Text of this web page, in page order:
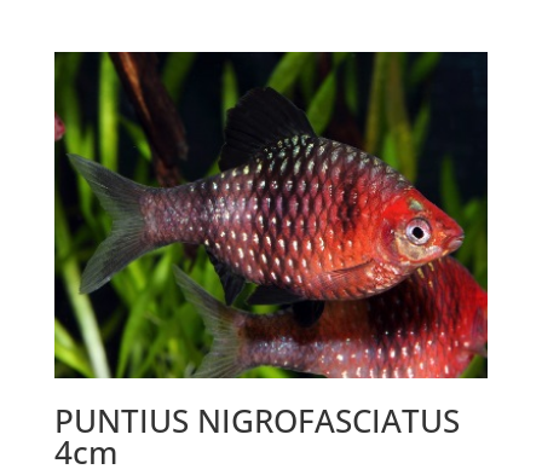
PUNTIUS NIGROFASCIATUS
4cm